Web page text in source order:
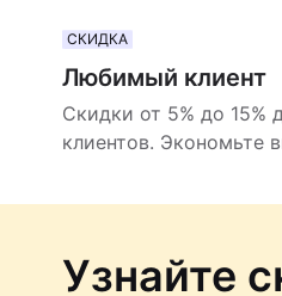
СКИДКА
Любимый клиент
Скидки от 5% до 15%
клиентов. Экономьте
Узнайте